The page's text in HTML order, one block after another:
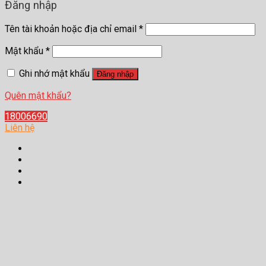
Đăng nhập
Tên tài khoản hoặc địa chỉ email *
Mật khẩu *
Ghi nhớ mật khẩu
Đăng nhập
Quên mật khẩu?
18006690
Liên hệ